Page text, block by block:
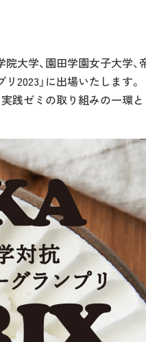
大学、園田学園女子大学、
2023」に出場いたします。
実践ゼミの取り組みの一環